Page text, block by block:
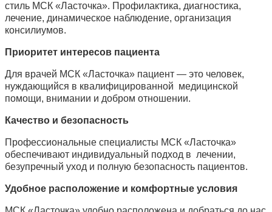
стиль МСК «Ласточка». Профилактика, диагностика,
лечение, динамическое наблюдение, организация
консилиумов.
Приоритет интересов пациента
Для врачей МСК «Ласточка» пациент — это человек,
нуждающийся в квалифицированной медицинской
помощи, внимании и добром отношении.
Качество и безопасность
Профессиональные специалисты МСК «Ласточка»
обеспечивают индивидуальный подход в лечении,
безупречный уход и полную безопасность пациентов.
Удобное расположение и комфортные условия